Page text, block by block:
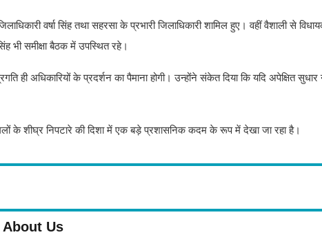
वर्षा सिंह तथा सहरसा के प्रभारी जिलाधिकारी शामिल हुए। वहीं वैशाली से
भी समीक्षा बैठक में उपस्थित रहे।
ही अधिकारियों के प्रदर्शन का पैमाना होगी। उन्होंने संकेत दिया कि यदि अपेक्षित सुधार
के शीघ्र निपटारे की दिशा में एक बड़े प्रशासनिक कदम के रूप में देखा जा रहा है।
About Us